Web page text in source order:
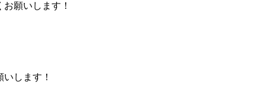
願いします！
します！